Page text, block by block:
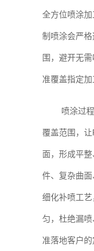
全方位喷涂
制喷涂会严
围，避开无
准覆盖指定加
喷涂过
覆盖范围，
面，形成平
件、复杂曲
细化补喷工
匀，杜绝漏
准落地客户的